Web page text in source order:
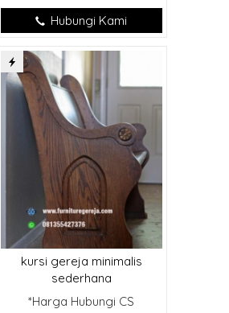
Hubungi Kami
kursi gereja minimalis
sederhana
*Harga Hubungi CS